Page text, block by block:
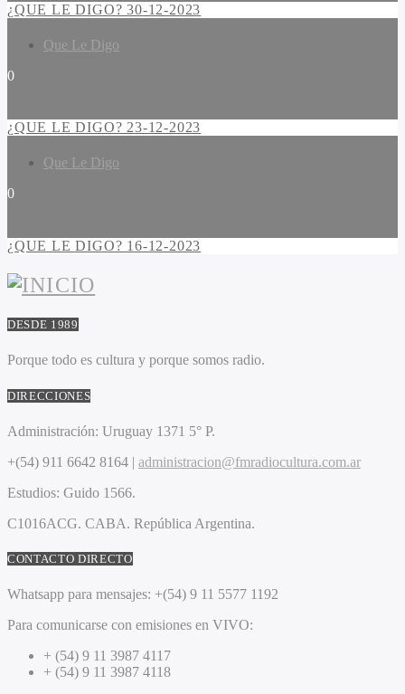
¿QUE LE DIGO? 30-12-2023
Que Le Digo
0
¿QUE LE DIGO? 23-12-2023
Que Le Digo
0
¿QUE LE DIGO? 16-12-2023
DESDE 1989
Porque todo es cultura y porque somos radio.
DIRECCIONES
Administración: Uruguay 1371 5° P.
+(54) 911 6642 8164 | administracion@fmradiocultura.com.ar
Estudios: Guido 1566.
C1016ACG. CABA. República Argentina.
CONTACTO DIRECTO
Whatsapp para mensajes: +(54) 9 11 5577 1192
Para comunicarse con emisiones en VIVO:
+ (54) 9 11 3987 4117
+ (54) 9 11 3987 4118